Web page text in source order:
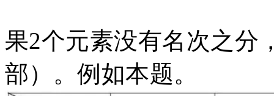
果2个元素没有名次之分
部）。例如本题。